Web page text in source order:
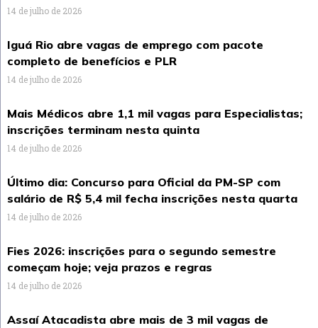
14 de julho de 2026
Iguá Rio abre vagas de emprego com pacote
completo de benefícios e PLR
14 de julho de 2026
Mais Médicos abre 1,1 mil vagas para Especialistas;
inscrições terminam nesta quinta
14 de julho de 2026
Último dia: Concurso para Oficial da PM-SP com
salário de R$ 5,4 mil fecha inscrições nesta quarta
14 de julho de 2026
Fies 2026: inscrições para o segundo semestre
começam hoje; veja prazos e regras
14 de julho de 2026
Assaí Atacadista abre mais de 3 mil vagas de